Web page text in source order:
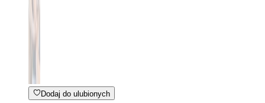
Dodaj do ulubionych